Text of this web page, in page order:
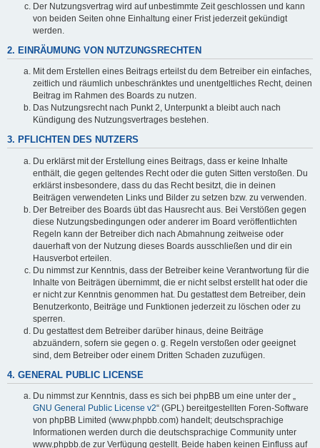
Der Nutzungsvertrag wird auf unbestimmte Zeit geschlossen und kann
von beiden Seiten ohne Einhaltung einer Frist jederzeit gekündigt
werden.
2. EINRÄUMUNG VON NUTZUNGSRECHTEN
Mit dem Erstellen eines Beitrags erteilst du dem Betreiber ein einfaches,
zeitlich und räumlich unbeschränktes und unentgeltliches Recht, deinen
Beitrag im Rahmen des Boards zu nutzen.
Das Nutzungsrecht nach Punkt 2, Unterpunkt a bleibt auch nach
Kündigung des Nutzungsvertrages bestehen.
3. PFLICHTEN DES NUTZERS
Du erklärst mit der Erstellung eines Beitrags, dass er keine Inhalte
enthält, die gegen geltendes Recht oder die guten Sitten verstoßen. Du
erklärst insbesondere, dass du das Recht besitzt, die in deinen
Beiträgen verwendeten Links und Bilder zu setzen bzw. zu verwenden.
Der Betreiber des Boards übt das Hausrecht aus. Bei Verstößen gegen
diese Nutzungsbedingungen oder anderer im Board veröffentlichten
Regeln kann der Betreiber dich nach Abmahnung zeitweise oder
dauerhaft von der Nutzung dieses Boards ausschließen und dir ein
Hausverbot erteilen.
Du nimmst zur Kenntnis, dass der Betreiber keine Verantwortung für die
Inhalte von Beiträgen übernimmt, die er nicht selbst erstellt hat oder die
er nicht zur Kenntnis genommen hat. Du gestattest dem Betreiber, dein
Benutzerkonto, Beiträge und Funktionen jederzeit zu löschen oder zu
sperren.
Du gestattest dem Betreiber darüber hinaus, deine Beiträge
abzuändern, sofern sie gegen o. g. Regeln verstoßen oder geeignet
sind, dem Betreiber oder einem Dritten Schaden zuzufügen.
4. GENERAL PUBLIC LICENSE
Du nimmst zur Kenntnis, dass es sich bei phpBB um eine unter der „
GNU General Public License v2“ (GPL) bereitgestellten Foren-Software
von phpBB Limited (www.phpbb.com) handelt; deutschsprachige
Informationen werden durch die deutschsprachige Community unter
www.phpbb.de zur Verfügung gestellt. Beide haben keinen Einfluss auf